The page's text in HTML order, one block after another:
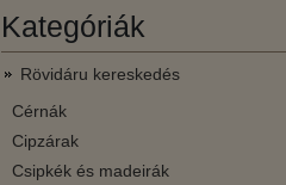
Kategóriák
Rövidáru kereskedés
Cérnák
Cipzárak
Csipkék és madeirák